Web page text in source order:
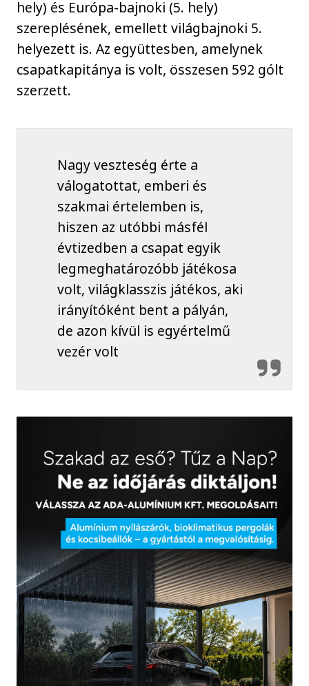
hely) és Európa-bajnoki (5. hely)
szereplésének, emellett világbajnoki 5.
helyezett is. Az együttesben, amelynek
csapatkapitánya is volt, összesen 592 gólt
szerzett.
Nagy veszteség érte a
válogatottat, emberi és
szakmai értelemben is,
hiszen az utóbbi másfél
évtizedben a csapat egyik
legmeghatározóbb játékosa
volt, világklasszis játékos, aki
irányítóként bent a pályán,
de azon kívül is egyértelmű
vezér volt